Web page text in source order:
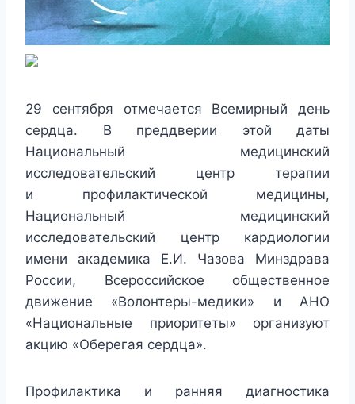
29 сентября отмечается Всемирный день
сердца. В преддверии этой даты
Национальный медицинский
исследовательский центр терапии
и профилактической медицины,
Национальный медицинский
исследовательский центр кардиологии
имени академика Е.И. Чазова Минздрава
России, Всероссийское общественное
движение «Волонтеры-медики» и АНО
«Национальные приоритеты» организуют
акцию «Оберегая сердца».
Профилактика и ранняя диагностика